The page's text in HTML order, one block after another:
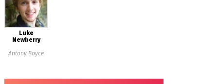
Luke
Newberry
Antony Boyce